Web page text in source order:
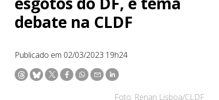
debate na CLDF
Publicado em 02/03/2023 19h24
Foto: Renan Lisboa/CLDF